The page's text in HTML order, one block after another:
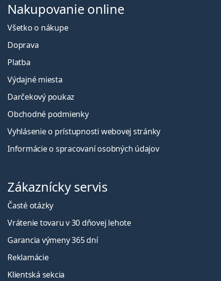
Nakupovanie online
Všetko o nákupe
Doprava
Platba
Výdajné miesta
Darčekový poukaz
Obchodné podmienky
Vyhlásenie o prístupnosti webovej stránky
Informácie o spracovaní osobných údajov
Zákaznícky servis
Časté otázky
Vrátenie tovaru v 30 dňovej lehote
Garancia výmeny 365 dní
Reklamácie
Klientská sekcia